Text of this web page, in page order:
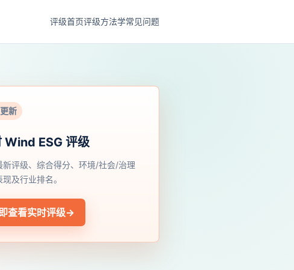
评级首页评级方法学常见问题
新
Wind ESG 评级
新评级、综合得分、环境/社会/治理
及行业排名。
查看实时评级→